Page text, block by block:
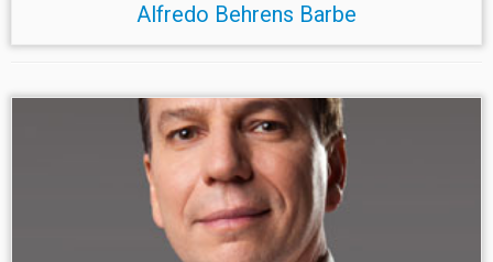
Alfredo Behrens Barbe